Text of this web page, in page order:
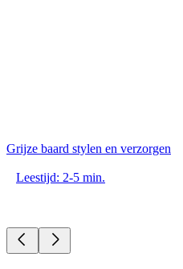
Grijze baard stylen en verzorgen
Leestijd: 2-5 min.